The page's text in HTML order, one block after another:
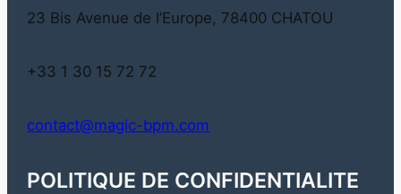
23 Bis Avenue de l’Europe, 78400 CHATOU
+33 1 30 15 72 72
contact@magic-bpm.com
POLITIQUE DE CONFIDENTIALITE